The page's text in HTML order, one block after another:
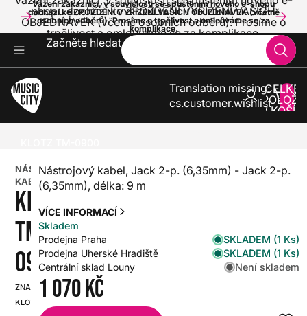
Vážení zákazníci, v souvislosti se spuštěním nového e-shopu
dochází ke ZPOŽDĚNÍ VYŘÍZENÍ VAŠICH OBJEDNÁVEK (včetně
osobních odběrů). Prosíme o trpělivost a omlouváme se za
komplikace.
shopu dochází ke ZPOŽDĚNÍ VYŘÍZENÍ VAŠICH
OBJEDNÁVEK (včetně osobních odběrů). Prosíme o
trpělivost a omlouváme se za komplikace.
Začněte hledat
Translation missing:
cs.customer.wishlist
V
0
NÁSTROJOVÝ
KABEL
KLOTZ
TM-
0900
ZNAČKA:
KLOTZ
SKU:
Nástrojový kabel, Jack 2-p. (6,35mm) - Jack 2-p.
(6,35mm), délka: 9 m
VÍCE INFORMACÍ
Skladem
Prodejna Praha
SKLADEM (1 Ks)
Prodejna Uherské Hradiště
SKLADEM (1 Ks)
Centrální sklad Louny
Není skladem
1 070 Kč